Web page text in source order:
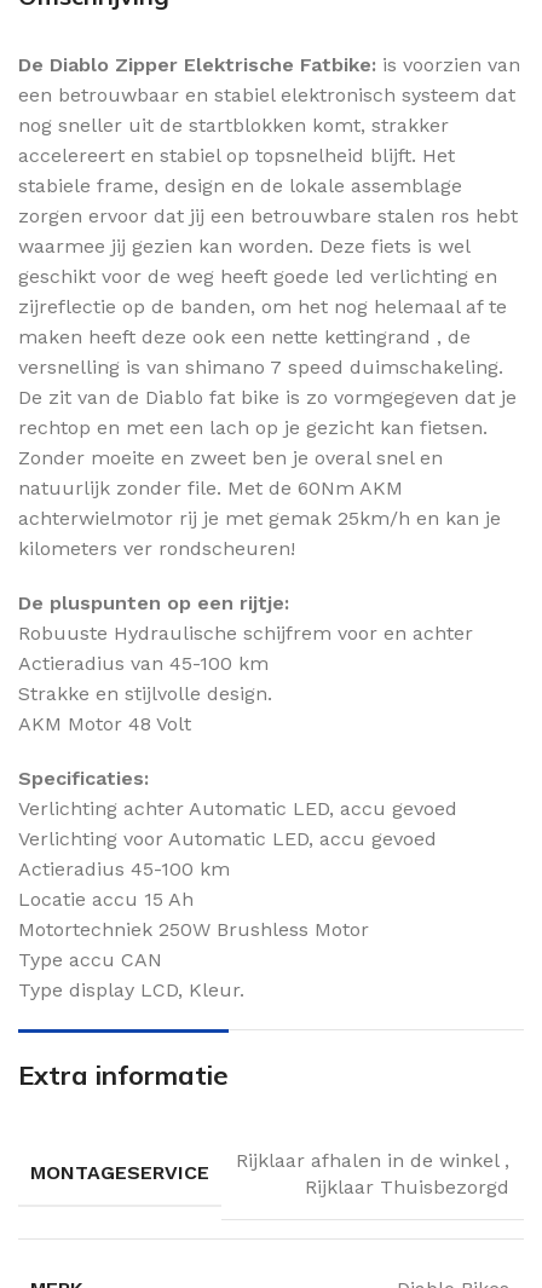
De Diablo Zipper Elektrische Fatbike: is voorzien van
een betrouwbaar en stabiel elektronisch systeem dat
nog sneller uit de startblokken komt, strakker
accelereert en stabiel op topsnelheid blijft. Het
stabiele frame, design en de lokale assemblage
zorgen ervoor dat jij een betrouwbare stalen ros hebt
waarmee jij gezien kan worden. Deze fiets is wel
geschikt voor de weg heeft goede led verlichting en
zijreflectie op de banden, om het nog helemaal af te
maken heeft deze ook een nette kettingrand , de
versnelling is van shimano 7 speed duimschakeling.
De zit van de Diablo fat bike is zo vormgegeven dat je
rechtop en met een lach op je gezicht kan fietsen.
Zonder moeite en zweet ben je overal snel en
natuurlijk zonder file. Met de 60Nm AKM
achterwielmotor rij je met gemak 25km/h en kan je
kilometers ver rondscheuren!
De pluspunten op een rijtje:
Robuuste Hydraulische schijfrem voor en achter
Actieradius van 45-100 km
Strakke en stijlvolle design.
AKM Motor 48 Volt
Specificaties:
Verlichting achter Automatic LED, accu gevoed
Verlichting voor Automatic LED, accu gevoed
Actieradius 45-100 km
Locatie accu 15 Ah
Motortechniek 250W Brushless Motor
Type accu CAN
Type display LCD, Kleur.
Extra informatie
MONTAGESERVICE
Rijklaar afhalen in de winkel ,
Rijklaar Thuisbezorgd